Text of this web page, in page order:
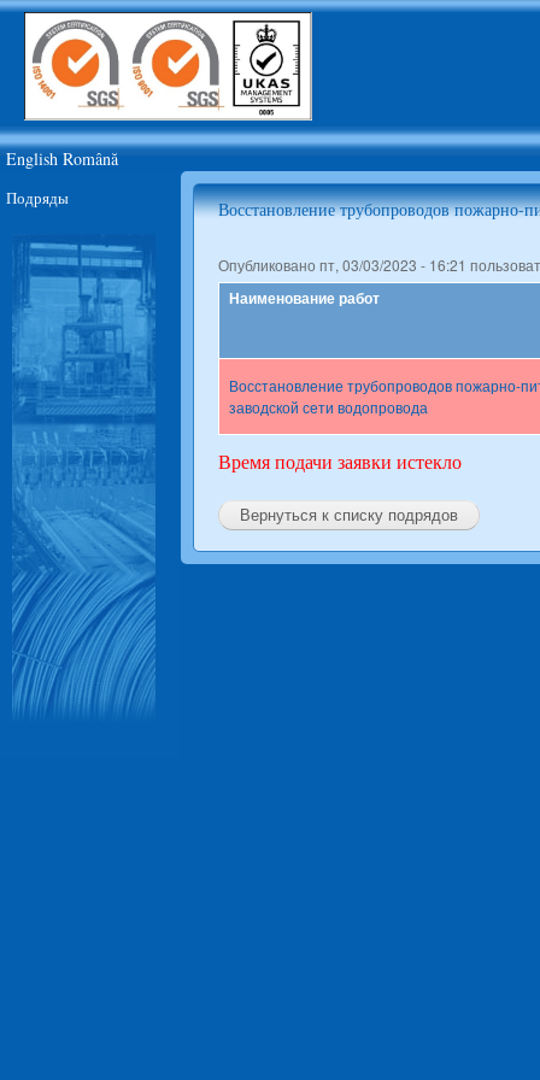
JSC
Moldova
Steel
Works
English Română
Подряды
Восстановление трубопроводов пожарно-
Опубликовано пт, 03/03/2023 - 16:21
Наименование работ
Восстановление трубопроводов пожарно-
заводской сети водопровода
Время подачи заявки истекло
Вернуться к списку подрядов